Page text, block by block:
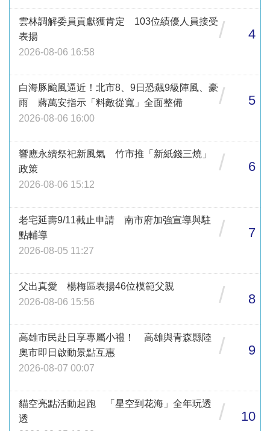
雲林調解委員貢獻獲肯定 103位績優人員接受
表揚
2026-08-06 16:58
/ 4
白海豚颱風逼近！北市8、9日恐飆9級陣風、豪
雨 蔣萬安指示「料敵從寬」全面整備
2026-08-06 16:00
/ 5
響應永續祭祀新風氣 竹市推「新紙錢三燒」
政策
2026-08-06 15:12
/ 6
老宅延壽9/11截止申請 南市府加強宣導與駐
點輔導
2026-08-05 11:27
/ 7
父出真愛 楊梅區表揚46位模範父親
2026-08-06 15:56
/ 8
高雄市民赴日享專屬小禮！ 高雄與青森縣陸
奧市即日啟動景點互惠
2026-08-07 00:07
/ 9
貓空亮點活動起跑 「星空到花海」全年玩透
透
/ 10